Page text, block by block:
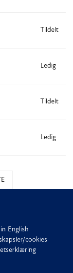
Tildelt
Ledig
Tildelt
Ledig
English
cookies